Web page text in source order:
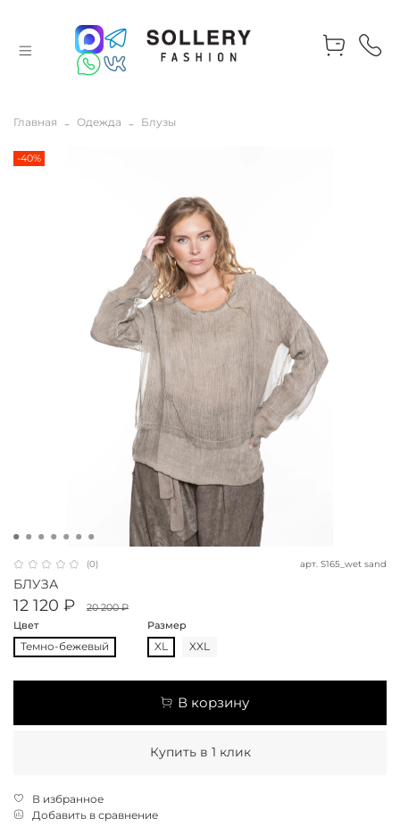
Главная Одежда Блузы
-40%
(0) арт. S165_wet sand
БЛУЗА
12 120 ₽
20 200 ₽
Цвет
Темно-бежевый
Размер
XL XXL
В корзину
Купить в 1 клик
В избранное
Добавить в сравнение